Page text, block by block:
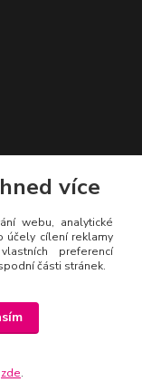
více
webu, analytické
účely cílení reklamy
preferencí
části stránek.
zde.